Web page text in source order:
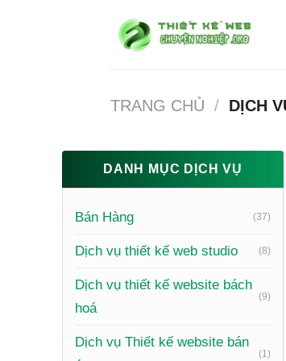
TRANG CHỦ / DỊCH
DANH MỤC DỊCH VỤ
Bán Hàng (37)
Dịch vụ thiết kế web studio (8)
Dịch vụ thiết kế website bách
hoá
(9)
Dịch vụ Thiết kế website bán
(1)